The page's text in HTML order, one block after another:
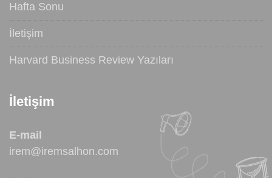
Hafta Sonu
İletişim
Harvard Business Review Yazıları
İletişim
E-mail
irem@iremsalhon.com